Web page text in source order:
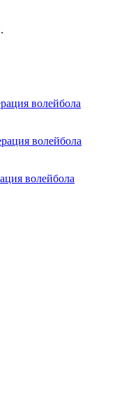
волейбола
волейбола
волейбола